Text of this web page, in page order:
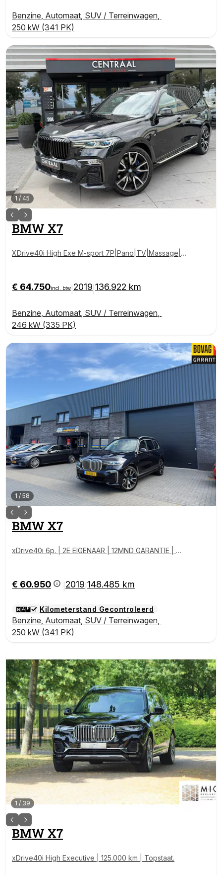
Benzine Automaat SUV / Terreinwagen
250 kW (341 PK)
1 / 45
BMWX7
XDrive40i High Exe M-sport 7P|Pano|TV|Massage|
€ 64.750incl. btw 2019 136.922 km
Benzine Automaat SUV / Terreinwagen
246 kW (335 PK)
1 / 58
BMWX7
xDrive40i 6p. | 2E EIGENAAR | 12MND GARANTIE | M-
€ 60.950 2019 148.485 km
Kilometerstand Gecontroleerd
Benzine Automaat SUV / Terreinwagen
250 kW (341 PK)
1 / 39
BMWX7
xDrive40i High Executive | 125.000 km | Topstaat.